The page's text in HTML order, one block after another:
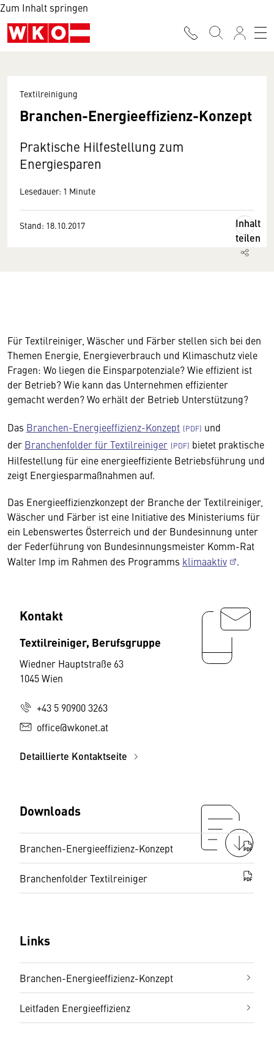
Zum Inhalt springen
Textilreinigung
Branchen-Energieeffizienz-Konzept
Praktische Hilfestellung zum
Energiesparen
Lesedauer: 1 Minute
Stand: 18.10.2017
Inhalt
teilen
Für Textilreiniger, Wäscher und Färber stellen sich bei den
Themen Energie, Energieverbrauch und Klimaschutz viele
Fragen: Wo liegen die Einsparpotenziale? Wie effizient ist
der Betrieb? Wie kann das Unternehmen effizienter
gemacht werden? Wo erhält der Betrieb Unterstützung?
Das Branchen-Energieeffizienz-Konzept
und
der Branchenfolder für Textilreiniger
bietet praktische
Hilfestellung für eine energieeffiziente Betriebsführung und
zeigt Energiesparmaßnahmen auf.
Das Energieeffizienzkonzept der Branche der Textilreiniger,
Wäscher und Färber ist eine Initiative des Ministeriums für
ein Lebenswertes Österreich und der Bundesinnung unter
der Federführung von Bundesinnungsmeister Komm-Rat
Walter Imp im Rahmen des Programms klimaaktiv .
Kontakt
Textilreiniger, Berufsgruppe
Wiedner Hauptstraße 63
1045 Wien
+43 5 90900 3263
office@wkonet.at
Detaillierte Kontaktseite
Downloads
Branchen-Energieeffizienz-Konzept PDF
Branchenfolder Textilreiniger PDF
Links
Branchen-Energieeffizienz-Konzept
Leitfaden Energieeffizienz